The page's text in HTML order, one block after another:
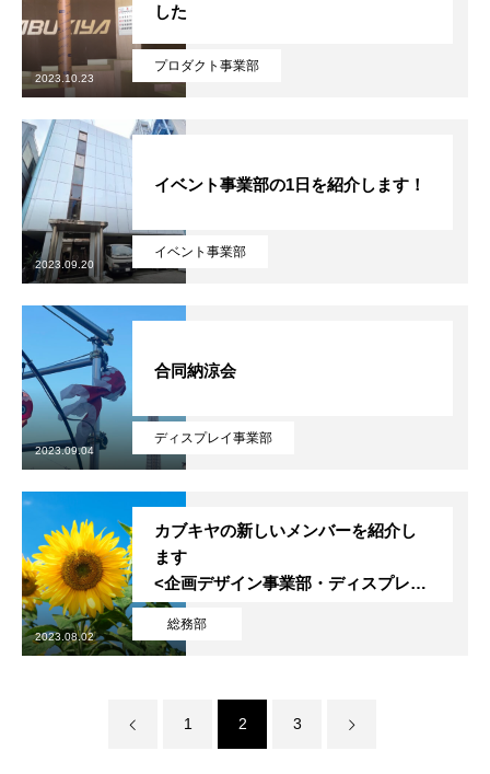
COMPANY
BUSINESS
RECRUITMENT
プライバシーポリシー 最新のブログはこちらから
プロダクト事業部
した
2023.10.23
イベント事業部
イベント事業部の1日を紹介します！
2023.09.20
ディスプレイ事業部
合同納涼会
2023.09.04
総務部
カブキヤの新しいメンバーを紹介し
ます
<企画デザイン事業部・ディスプレイ
事業部>
2023.08.02
1 2 3